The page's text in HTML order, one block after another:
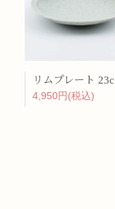
4,950円(税込)